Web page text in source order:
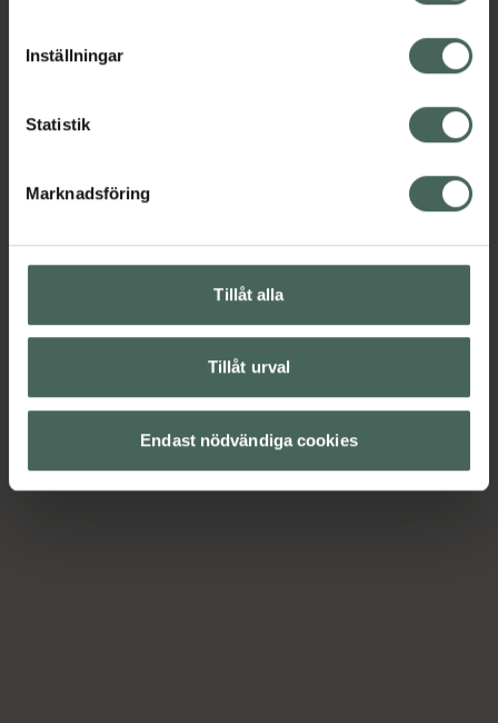
cookieinställningar. Ett återkallat samtycke påverkar inte
lagligheten av behandling som skett innan återkallelsen.
Inställningar
Statistik
Marknadsföring
Tillåt alla
Tillåt urval
Endast nödvändiga cookies